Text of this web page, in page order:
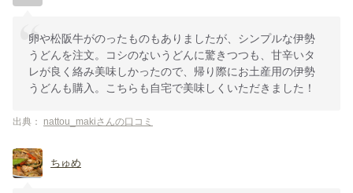
卵や松阪牛がのったものもありましたが、シンプルな伊勢
うどんを注文。コシのないうどんに驚きつつも、甘辛いタ
レが良く絡み美味しかったので、帰り際にお土産用の伊勢
うどんも購入。こちらも自宅で美味しくいただきました！
出典： nattou_makiさんの口コミ
ちゅめ